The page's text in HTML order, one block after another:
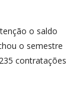
o saldo
o semestre
contratações